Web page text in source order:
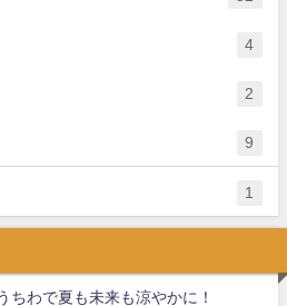
4
2
9
1
ちわで夏も未来も涼やかに！